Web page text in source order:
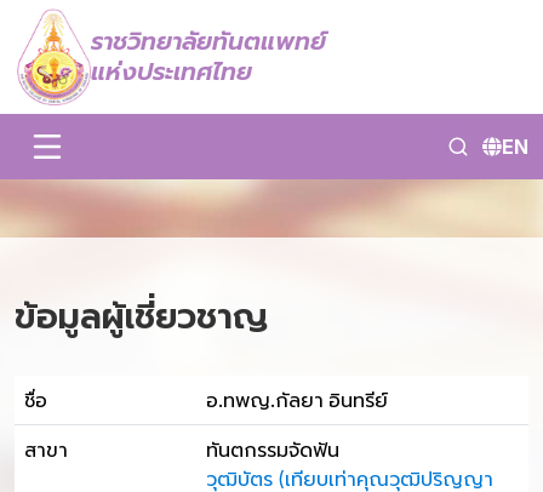
ราชวิทยาลัยทันตแพทย์
แห่งประเทศไทย
EN
ข้อมูลผู้เชี่ยวชาญ
ชื่อ อ.ทพญ.กัลยา อินทรีย์
สาขา
ทันตกรรมจัดฟัน
วุฒิบัตร (เทียบเท่าคุณวุฒิปริญญา